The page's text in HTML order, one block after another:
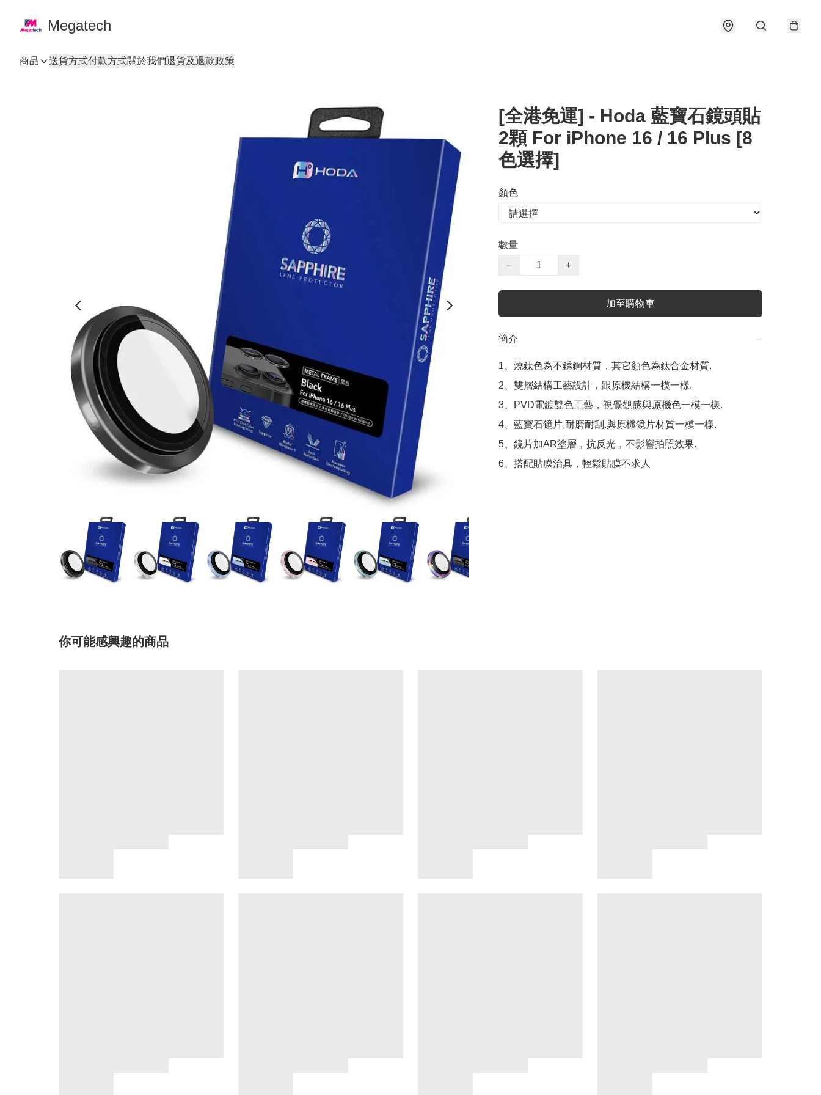
Megatech
商品 送貨方式付款方式關於我們退貨及退款政策
[全港免運] - Hoda 藍寶石鏡頭貼
2顆 For iPhone 16 / 16 Plus [8
色選擇]
顏色
數量
−
+
加至購物車
簡介 −
1、燒鈦色為不銹鋼材質，其它顏色為鈦合金材質.
2、雙層結構工藝設計，跟原機結構一模一樣.
3、PVD電鍍雙色工藝，視覺觀感與原機色一模一樣.
4、藍寶石鏡片,耐磨耐刮.與原機鏡片材質一模一樣.
5、鏡片加AR塗層，抗反光，不影響拍照效果.
6、搭配貼膜治具，輕鬆貼膜不求人
你可能感興趣的商品